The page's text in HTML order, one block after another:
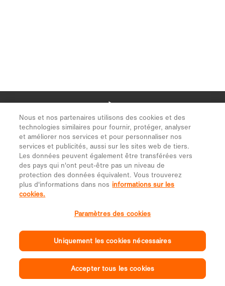
Nous et nos partenaires utilisons des cookies et des
technologies similaires pour fournir, protéger, analyser
et améliorer nos services et pour personnaliser nos
services et publicités, aussi sur les sites web de tiers.
Les données peuvent également être transférées vers
des pays qui n'ont peut-être pas un niveau de
protection des données équivalent. Vous trouverez
plus d'informations dans nos informations sur les
cookies.
Paramètres des cookies
Uniquement les cookies nécessaires
Accepter tous les cookies